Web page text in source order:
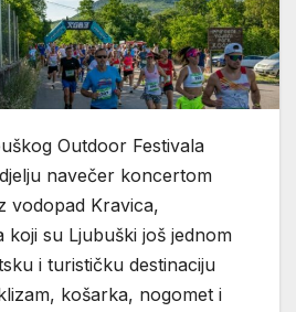
Outdoor Festivala
navečer koncertom
vodopad Kravica,
koji su Ljubuški još jednom
i turističku destinaciju
košarka, nogomet i